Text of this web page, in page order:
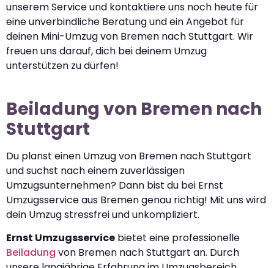
unserem Service und kontaktiere uns noch heute für
eine unverbindliche Beratung und ein Angebot für
deinen Mini-Umzug von Bremen nach Stuttgart. Wir
freuen uns darauf, dich bei deinem Umzug
unterstützen zu dürfen!
Beiladung von Bremen nach
Stuttgart
Du planst einen Umzug von Bremen nach Stuttgart
und suchst nach einem zuverlässigen
Umzugsunternehmen? Dann bist du bei Ernst
Umzugsservice aus Bremen genau richtig! Mit uns wird
dein Umzug stressfrei und unkompliziert.
Ernst Umzugsservice bietet eine professionelle
Beiladung von Bremen nach Stuttgart an. Durch